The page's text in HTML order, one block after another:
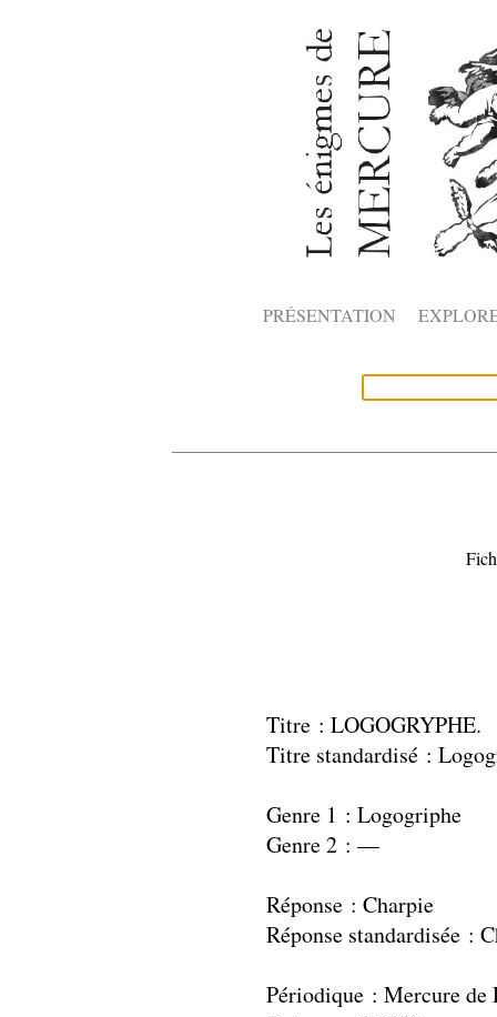
PRÉSENTATION
Titre : LOGOGRYPHE.
Titre standardisé :
Genre 1 : Logogriphe
Genre 2 : —
Réponse : Charpie
Réponse standardisée :
Périodique : Mercure de